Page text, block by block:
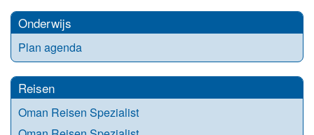
Onderwijs
Plan agenda
Reisen
Oman Reisen Spezialist